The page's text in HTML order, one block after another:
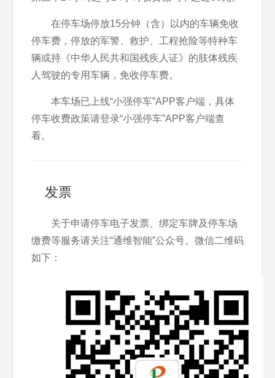
在停车场停放15分钟（含）以内的车辆免收
停车费，停放的军警、救护、工程抢险等特种车
辆或持《中华人民共和国残疾人证》的肢体残疾
人驾驶的专用车辆，免收停车费。
本车场已上线“小强停车”APP客户端，具体
停车收费政策请登录“小强停车”APP客户端查
看。
发票
关于申请停车电子发票、绑定车牌及停车场
缴费等服务请关注“通维智能”公众号。微信二维码
如下：